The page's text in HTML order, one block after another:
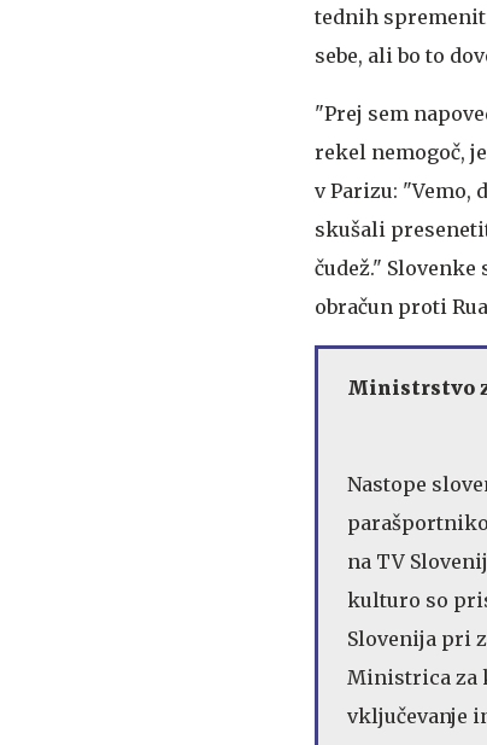
tednih
sebe, ali bo to
"Prej sem
rekel nemogoč,
v Parizu: "Vemo,
skušali
čudež."
obračun proti
Ministrstvo
Nastope
na TV
kulturo so
Slovenija pri
Ministrica za
vključevanje